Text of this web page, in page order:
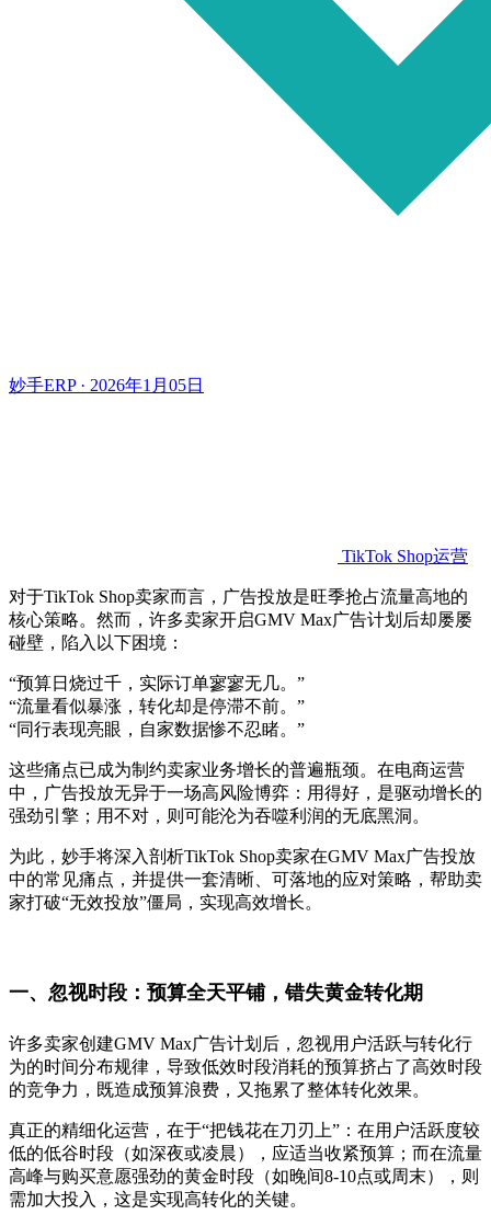
妙手ERP · 2026年1月05日
TikTok Shop运营
对于TikTok Shop卖家而言，广告投放是旺季抢占流量高地的
核心策略。然而，许多卖家开启GMV Max广告计划后却屡屡
碰壁，陷入以下困境：
“预算日烧过千，实际订单寥寥无几。”
“流量看似暴涨，转化却是停滞不前。”
“同行表现亮眼，自家数据惨不忍睹。”
这些痛点已成为制约卖家业务增长的普遍瓶颈。在电商运营
中，广告投放无异于一场高风险博弈：用得好，是驱动增长的
强劲引擎；用不对，则可能沦为吞噬利润的无底黑洞。
为此，妙手将深入剖析TikTok Shop卖家在GMV Max广告投放
中的常见痛点，并提供一套清晰、可落地的应对策略，帮助卖
家打破“无效投放”僵局，实现高效增长。
一、忽视时段： 预算全天平铺，错失黄金转化期
许多卖家创建GMV Max广告计划后，忽视用户活跃与转化行
为的时间分布规律，导致低效时段消耗的预算挤占了高效时段
的竞争力，既造成预算浪费，又拖累了整体转化效果。
真正的精细化运营，在于“把钱花在刀刃上”： 在用户活跃度较
低的低谷时段（如深夜或凌晨），应适当收紧预算；而在流量
高峰与购买意愿强劲的黄金时段（如晚间8-10点或周末），则
需加大投入，这是实现高转化的关键。